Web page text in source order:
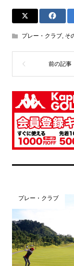
プレー・クラブ, そ
プレー・クラブ